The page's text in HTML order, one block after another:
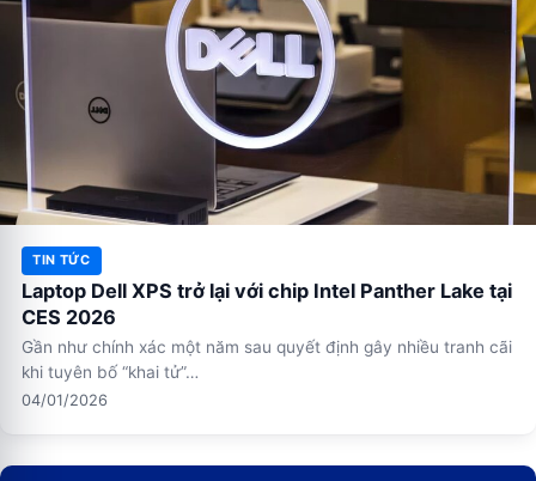
TIN TỨC
Laptop Dell XPS trở lại với chip Intel Panther Lake tại
CES 2026
Gần như chính xác một năm sau quyết định gây nhiều tranh cãi
khi tuyên bố “khai tử”…
04/01/2026